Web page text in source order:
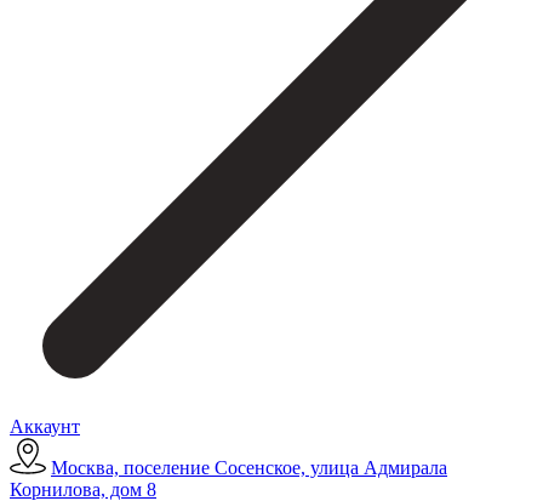
Аккаунт
Москва, поселение Сосенское, улица Адмирала
Корнилова, дом 8